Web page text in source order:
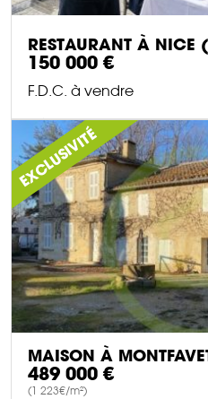
RESTAURANT À NICE
150 000 €
F.D.C. à vendre
DÉCOUVRIR CE BIEN
EXCLUSIVITÉ
MAISON À
489 000 €
(1 223€/m²)